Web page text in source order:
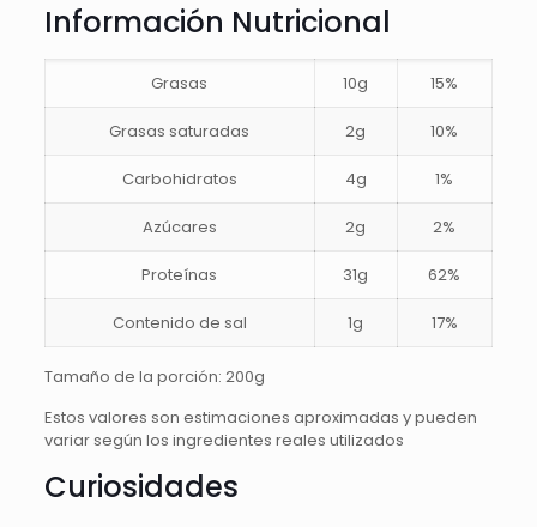
Información Nutricional
Grasas 10g 15%
Grasas saturadas 2g 10%
Carbohidratos 4g 1%
Azúcares 2g 2%
Proteínas 31g 62%
Contenido de sal 1g 17%
Tamaño de la porción: 200g
Estos valores son estimaciones aproximadas y pueden
variar según los ingredientes reales utilizados
Curiosidades